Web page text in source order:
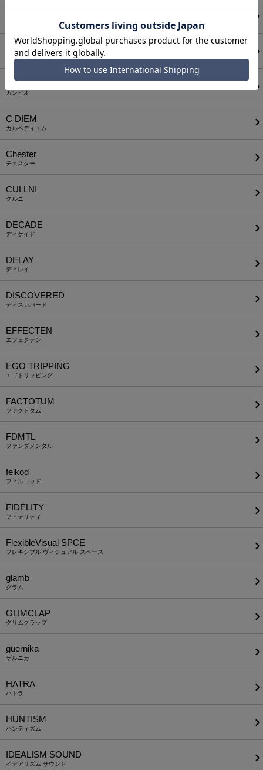
BODYSONG.
CALL&RESPONSE
コールアンドレスポンス
CAMBIO
カンビオ
C DIEM
カルペディエム
Chester
チェスター
CULLNI
クルニ
DECADE
ディケイド
DELAY
ディレイ
DISCOVERED
ディスカバード
EFFECTEN
エフェクテン
EGO TRIPPING
エゴトリッピング
FACTOTUM
ファクトタム
FDMTL
ファンダメンタル
felkod
フィルコッド
FIDELITY
フィデリティ
FlexibleVisual SPCE
フレキシブル ヴィジュアル スペース
glamb
グラム
GLIMCLAP
グリムクラップ
guernika
ゲルニカ
HATRA
ハトラ
HUNTISM
ハンティズム
IDEALISM SOUND
イデアリズム サウンド